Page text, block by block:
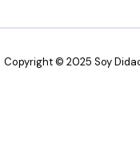
Copyright © 2025 Soy